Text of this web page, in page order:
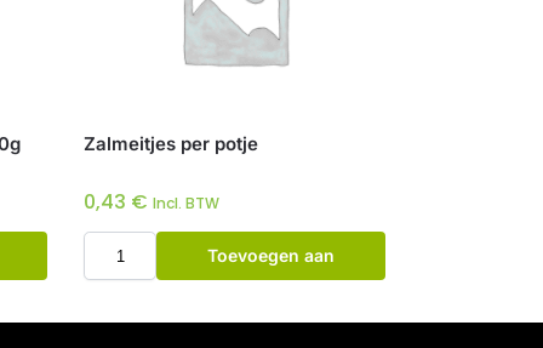
Zalmeitjes per potje
0,43 € Incl. BTW
Toevoegen aan